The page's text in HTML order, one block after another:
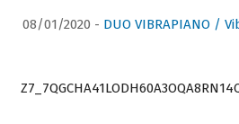
08/01/2020 - DUO VIBRAPIANO /